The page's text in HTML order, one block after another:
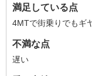
満足している点
4MTで街乗りでもギ
不満な点
遅い